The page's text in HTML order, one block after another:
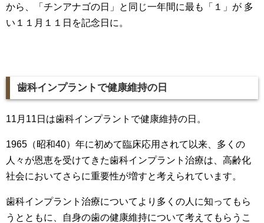
から、「チンアナゴの日」と同じ一年間に最も「１」が 多
い１１月１１日を記念日に。
歯科インプラントで健康維持の日
11月11日は歯科インプラントで健康維持の日。
1965（昭和40）年に初めて臨床応用されて以来、多くの
人々が恩恵を受けてきた歯科インプラント治療は、高齢化
社会においてさらに重要性が増すと考えられています。
歯科インプラント治療についてより多くの人に知ってもら
うとともに、自身の歯の健康維持について考えてもらうこ